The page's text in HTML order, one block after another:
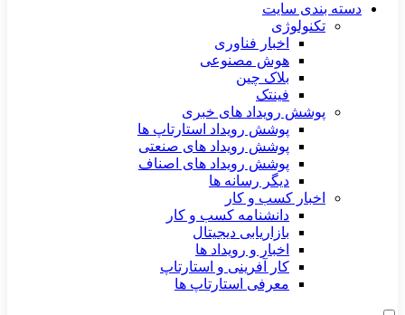
دسته بندی سایت
تکنولوژی
اخبار فناوری
هوش مصنوعی
بلاک چین
فینتک
پوشش رویداد های خبری
پوشش رویداد استارتاپ ها
پوشش رویداد های صنعتی
پوشش رویداد های اصناف
دیگر رسانه ها
اخبار کسب و کار
دانشنامه کسب و کار
بازاریابی دیجیتال
اخبار و رویداد ها
کار آفرینی و استارتاپ
معرفی استارتاپ ها